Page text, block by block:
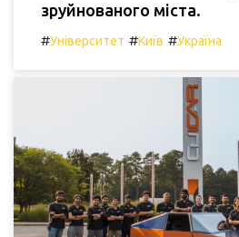
зруйнованого міста.
#Університет #Київ #Україна